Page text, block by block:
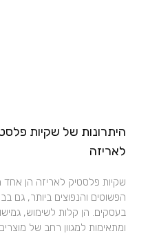
היתרונות של שקיות
לאריזה
שקיות פלסטיק לאריזה הן אחד
הפשוטים והנפוצים ביותר, גם
בעסקים. הן קלות לשימוש,
ומתאימות למגוון רחב של